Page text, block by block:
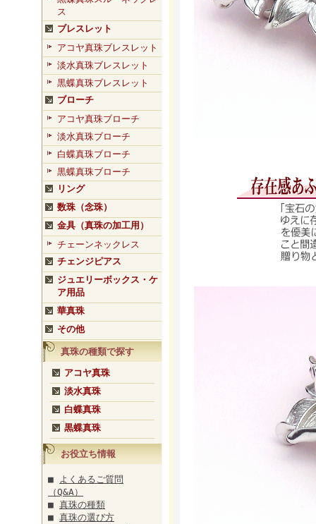
ス
ブレスレット
アコヤ真珠ブレスレット
淡水真珠ブレスレット
黒蝶真珠ブレスレット
ブローチ
アコヤ真珠ブローチ
淡水真珠ブローチ
白蝶真珠ブローチ
黒蝶真珠ブローチ
リング
数珠（念珠）
金具（真珠の加工用）
チェーンネックレス
チェンジピアス
ジュエリーボックス・ケ
ア用品
華真珠
その他
真珠の種類で探す
アコヤ真珠
淡水真珠
白蝶真珠
黒蝶真珠
お役立ち情報
■ よくあるご質問
（Q&A）
■ 真珠の種類
■ 真珠の選び方